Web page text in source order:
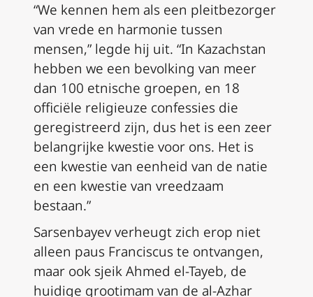
“We kennen hem als een pleitbezorger
van vrede en harmonie tussen
mensen,” legde hij uit. “In Kazachstan
hebben we een bevolking van meer
dan 100 etnische groepen, en 18
officiële religieuze confessies die
geregistreerd zijn, dus het is een zeer
belangrijke kwestie voor ons. Het is
een kwestie van eenheid van de natie
en een kwestie van vreedzaam
bestaan.”
Sarsenbayev verheugt zich erop niet
alleen paus Franciscus te ontvangen,
maar ook sjeik Ahmed el-Tayeb, de
huidige grootimam van de al-Azhar